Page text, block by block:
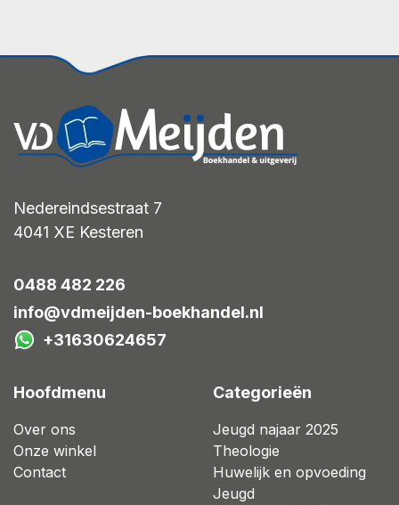
Nedereindsestraat 7
4041 XE Kesteren
0488 482 226
info@vdmeijden-boekhandel.nl
+31630624657
Hoofdmenu
Over ons
Onze winkel
Contact
Categorieën
Jeugd najaar 2025
Theologie
Huwelijk en opvoeding
Jeugd